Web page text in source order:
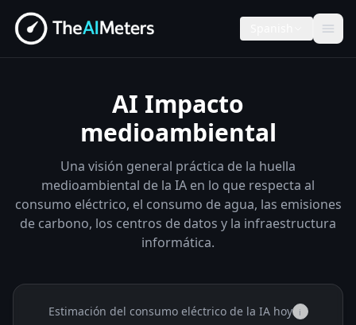
AI Impacto
medioambiental
Una visión general práctica de la huella
medioambiental de la IA en lo que respecta al
consumo eléctrico, el consumo de agua, las emisiones
de carbono, los centros de datos y la infraestructura
informática.
Estimación del consumo eléctrico de la IA hoy i